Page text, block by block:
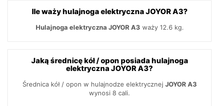
Ile waży hulajnoga elektryczna JOYOR A3?
Hulajnoga elektryczna JOYOR A3 waży 12.6 kg.
Jaką średnicę kół / opon posiada hulajnoga
elektryczna JOYOR A3?
Średnica kół / opon w hulajnodze elektrycznej JOYOR A3
wynosi 8 cali.